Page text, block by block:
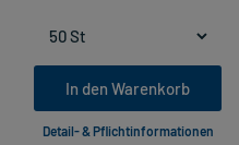
In den Warenkorb
Detail- & Pflichtinformationen